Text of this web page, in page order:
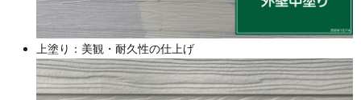
上塗り：美観・耐久性の仕上げ